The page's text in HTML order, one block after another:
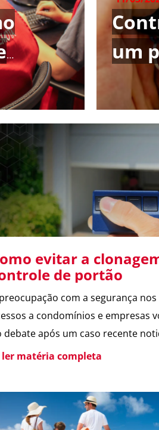
em
um
evitar a
de portão
com a segurança nos
a condomínios e empresas
debate após um caso recente
jornal O Globo, envolvendo a
trouxe dicas de
com a participação da
ler matéria completa